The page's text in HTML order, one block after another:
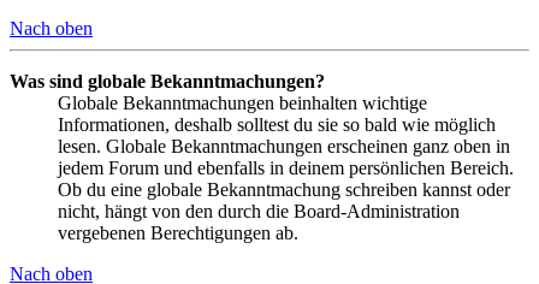
Nach oben
Was sind globale Bekanntmachungen?
Globale Bekanntmachungen beinhalten wichtige
Informationen, deshalb solltest du sie so bald wie möglich
lesen. Globale Bekanntmachungen erscheinen ganz oben in
jedem Forum und ebenfalls in deinem persönlichen Bereich.
Ob du eine globale Bekanntmachung schreiben kannst oder
nicht, hängt von den durch die Board-Administration
vergebenen Berechtigungen ab.
Nach oben